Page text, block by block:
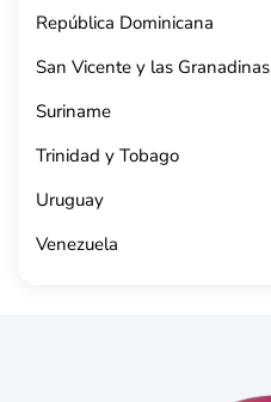
República Dominicana
San Vicente y las Granadinas
Suriname
Trinidad y Tobago
Uruguay
Venezuela